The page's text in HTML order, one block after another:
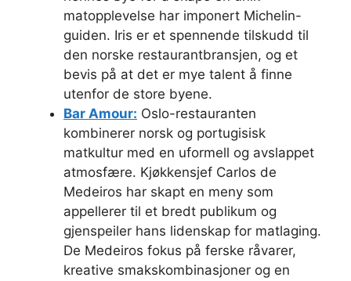
matopplevelse har imponert Michelin-
guiden. Iris er et spennende tilskudd til
den norske restaurantbransjen, og et
bevis på at det er mye talent å finne
utenfor de store byene.
Bar Amour: Oslo-restauranten
kombinerer norsk og portugisisk
matkultur med en uformell og avslappet
atmosfære. Kjøkkensjef Carlos de
Medeiros har skapt en meny som
appellerer til et bredt publikum og
gjenspeiler hans lidenskap for matlaging.
De Medeiros fokus på ferske råvarer,
kreative smakskombinasjoner og en